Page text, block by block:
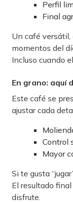
Perfil
Final
Un café
momentos del
Incluso cuando
En grano: aquí
Este café se
ajustar cada
Control
Mayor
Si te gusta
El resultado
disfrute.